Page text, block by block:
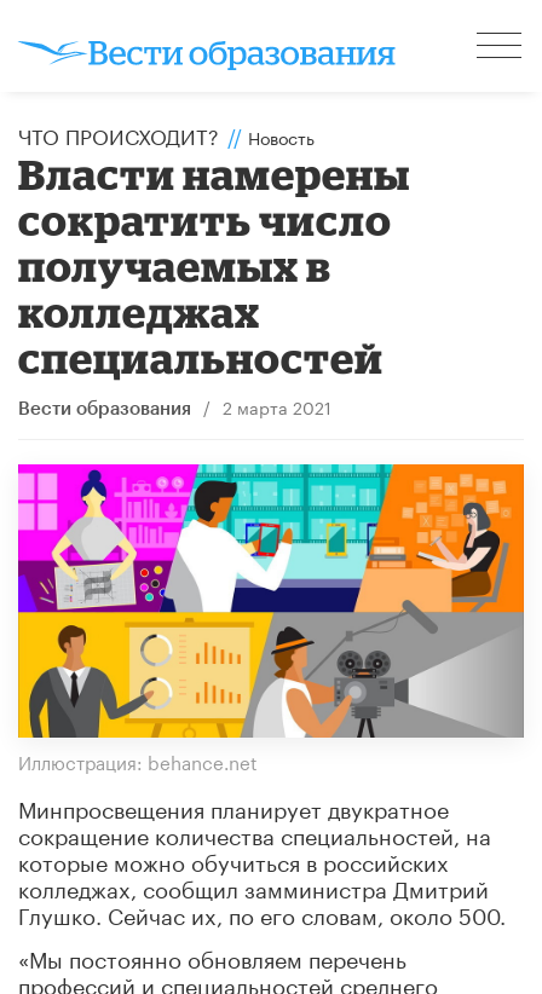
ЧТО ПРОИСХОДИТ? // Новость
Власти намерены
сократить число
получаемых в
колледжах
специальностей
Вести образования / 2 марта 2021
Иллюстрация: behance.net
Минпросвещения планирует двукратное
сокращение количества специальностей, на
которые можно обучиться в российских
колледжах, сообщил замминистра Дмитрий
Глушко. Сейчас их, по его словам, около 500.
«Мы постоянно обновляем перечень
профессий и специальностей среднего